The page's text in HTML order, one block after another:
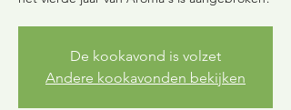
De kookavond is volzet
Andere kookavonden bekijken